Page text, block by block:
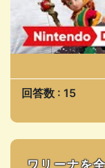
回答数 : 15
ワリーナを